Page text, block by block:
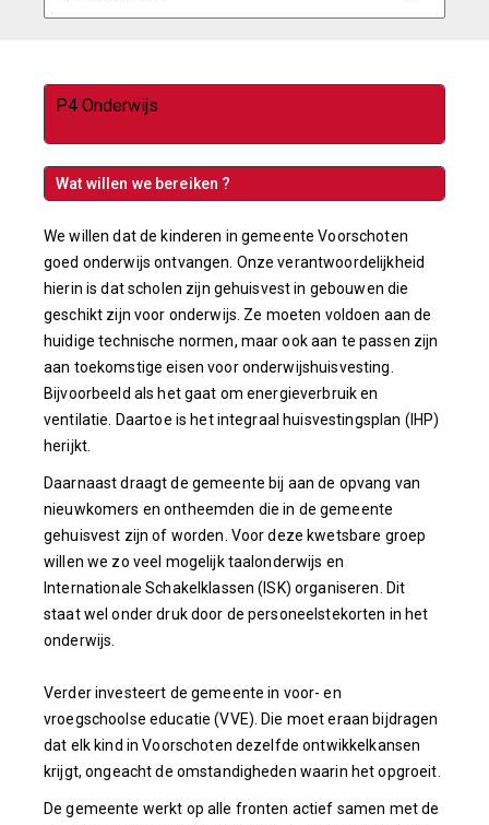
P4 Onderwijs
Wat willen we bereiken ?
We willen dat de kinderen in gemeente Voorschoten
goed onderwijs ontvangen. Onze verantwoordelijkheid
hierin is dat scholen zijn gehuisvest in gebouwen die
geschikt zijn voor onderwijs. Ze moeten voldoen aan de
huidige technische normen, maar ook aan te passen zijn
aan toekomstige eisen voor onderwijshuisvesting.
Bijvoorbeeld als het gaat om energieverbruik en
ventilatie. Daartoe is het integraal huisvestingsplan (IHP)
herijkt.
Daarnaast draagt de gemeente bij aan de opvang van
nieuwkomers en ontheemden die in de gemeente
gehuisvest zijn of worden. Voor deze kwetsbare groep
willen we zo veel mogelijk taalonderwijs en
Internationale Schakelklassen (ISK) organiseren. Dit
staat wel onder druk door de personeelstekorten in het
onderwijs.
Verder investeert de gemeente in voor- en
vroegschoolse educatie (VVE). Die moet eraan bijdragen
dat elk kind in Voorschoten dezelfde ontwikkelkansen
krijgt, ongeacht de omstandigheden waarin het opgroeit.
De gemeente werkt op alle fronten actief samen met de